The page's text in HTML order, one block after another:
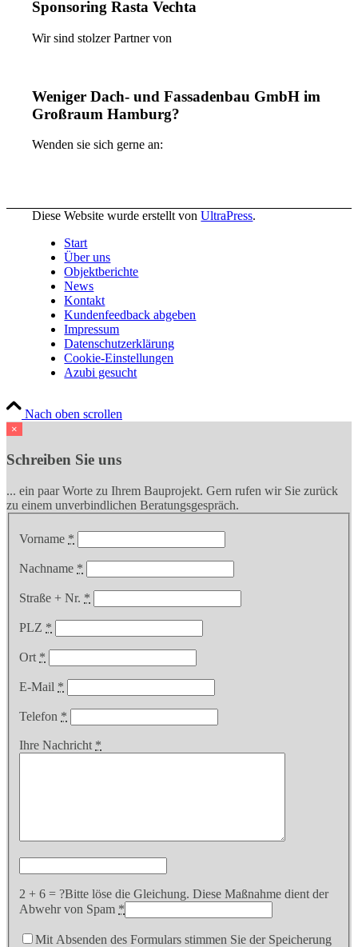
Sponsoring Rasta Vechta
Wir sind stolzer Partner von
Weniger Dach- und Fassadenbau GmbH im
Großraum Hamburg?
Wenden sie sich gerne an:
Diese Website wurde erstellt vonUltraPress.
Start
Über uns
Objektberichte
News
Kontakt
Kundenfeedback abgeben
Impressum
Datenschutzerklärung
Cookie-Einstellungen
Azubi gesucht
Nach oben scrollen
×
Schreiben Sie uns
... ein paar Worte zu Ihrem Bauprojekt. Gern rufen wir Sie zurück
zu einem unverbindlichen Beratungsgespräch.
Vorname *
Nachname *
Straße + Nr. *
PLZ *
Ort *
E-Mail *
Telefon *
Ihre Nachricht *
2 + 6 = ?Bitte löse die Gleichung. Diese Maßnahme dient der
Abwehr von Spam *
Mit Absenden des Formulars stimmen Sie der Speicherung